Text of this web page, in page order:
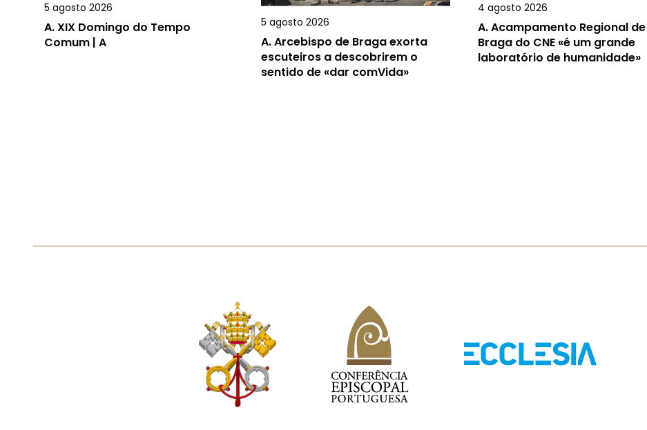
5 agosto 2026
A.XIX Domingo do Tempo
Comum | A
5 agosto 2026
A.Arcebispo de Braga exorta
escuteiros a descobrirem o
sentido de «dar comVida»
4 agosto 2026
A.Acampamento Regional de
Braga do CNE «é um grande
laboratório de humanidade»